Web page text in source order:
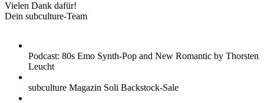
Vielen Dank dafür!
Dein subculture-Team
Podcast: 80s Emo Synth-Pop and New Romantic by Thorsten
Leucht
subculture Magazin Soli Backstock-Sale